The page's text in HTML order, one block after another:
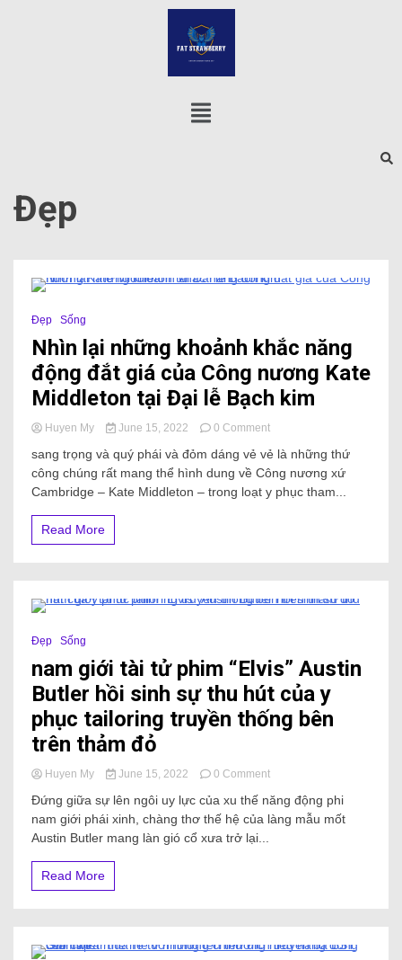
Đẹp
Đẹp
Sống
Nhìn lại những khoảnh khắc năng
động đắt giá của Công nương Kate
Middleton tại Đại lễ Bạch kim
Huyen My June 15, 2022 0 Comment
sang trọng và quý phái và đỏm dáng vẻ vẻ là những thứ
công chúng rất mang thể hình dung về Công nương xứ
Cambridge – Kate Middleton – trong loạt y phục tham...
Read More
Đẹp
Sống
nam giới tài tử phim “Elvis” Austin
Butler hồi sinh sự thu hút của y
phục tailoring truyền thống bên
trên thảm đỏ
Huyen My June 15, 2022 0 Comment
Đứng giữa sự lên ngôi uy lực của xu thế năng động phi
nam giới phái xinh, chàng thơ thế hệ của làng mẫu mốt
Austin Butler mang làn gió cổ xưa trở lại...
Read More